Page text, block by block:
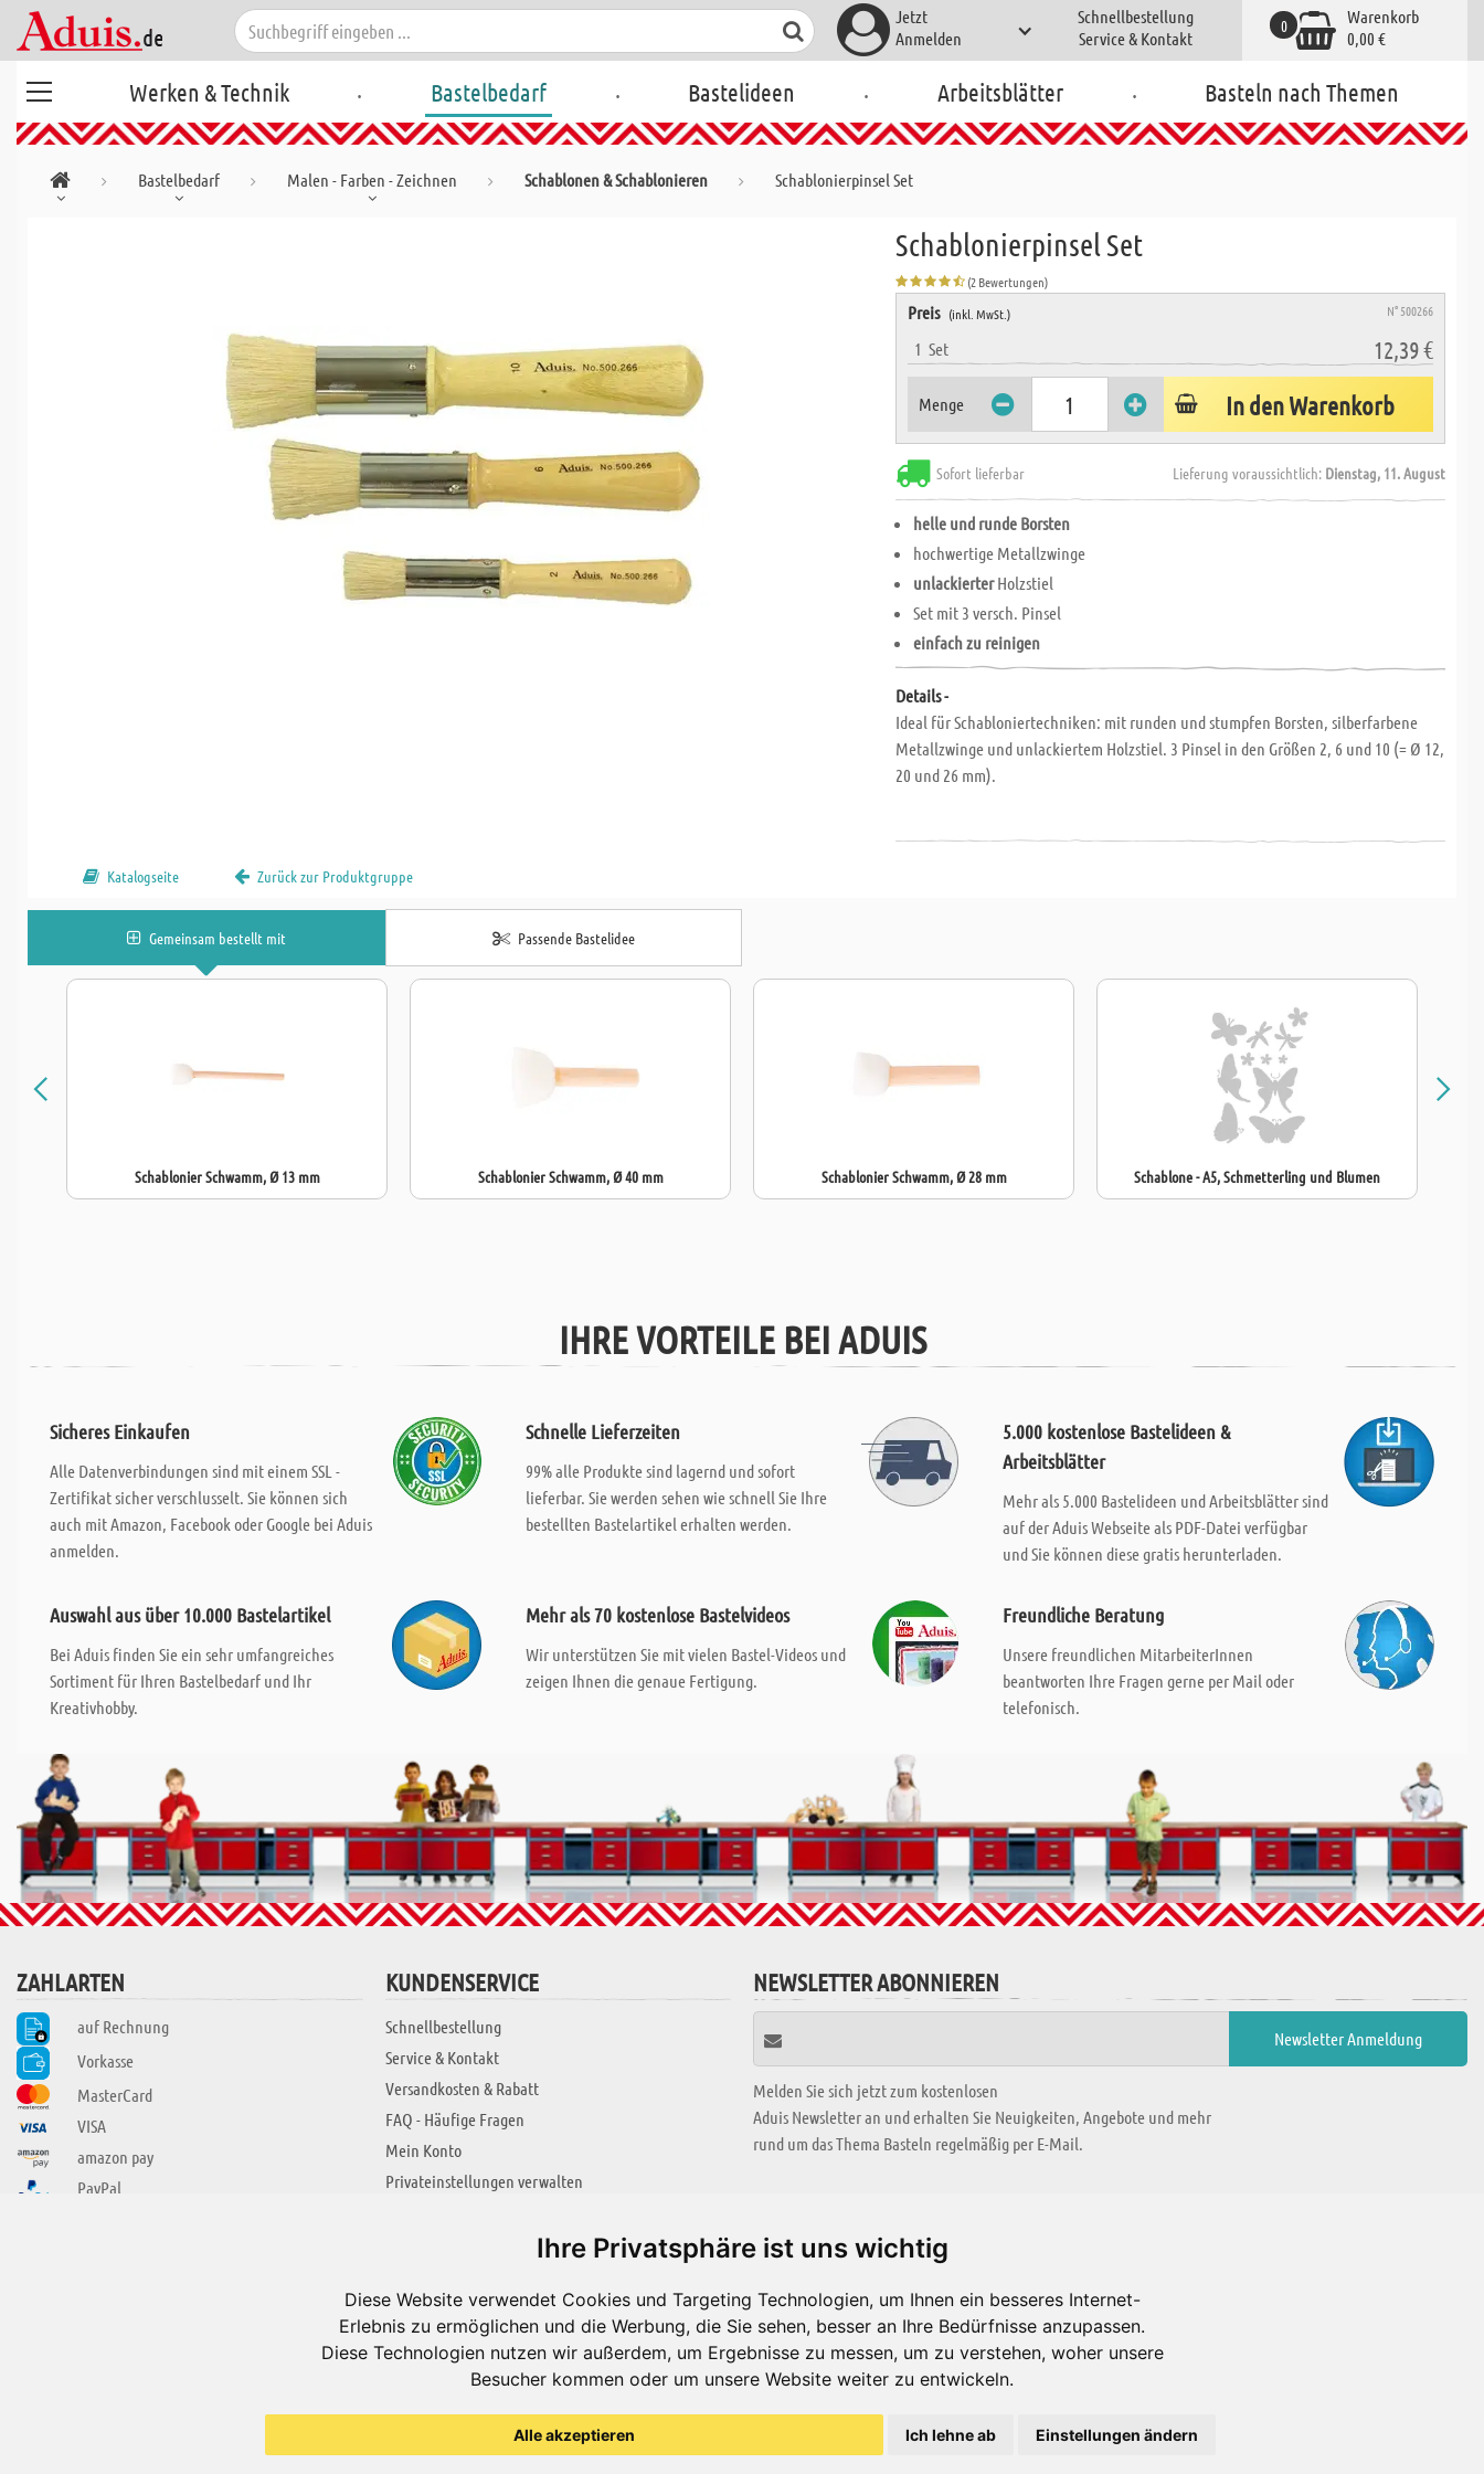
Ihre Privatsphäre ist uns wichtig
Diese Website verwendet Cookies und Targeting Technologien, um Ihnen ein besseres Internet-
Erlebnis zu ermöglichen und die Werbung, die Sie sehen, besser an Ihre Bedürfnisse anzupassen.
Diese Technologien nutzen wir außerdem, um Ergebnisse zu messen, um zu verstehen, woher unsere
Besucher kommen oder um unsere Website weiter zu entwickeln.
Alle akzeptieren Ich lehne ab Einstellungen ändern
Jetzt
Anmelden
Schnellbestellung
Service & Kontakt
Warenkorb
0,00 €
0
Werken & Technik . Bastelbedarf . Bastelideen . Arbeitsblätter . Basteln nach Themen
Bastelbedarf Malen - Farben - Zeichnen Schablonen & Schablonieren Schablonierpinsel Set
Schablonierpinsel Set
(2 Bewertungen)
Preis (inkl. MwSt.) N° 500266
1Set 12,39 €
Menge In den Warenkorb
Sofort lieferbar Lieferung voraussichtlich: Dienstag, 11. August
helle und runde Borsten
hochwertige Metallzwinge
unlackierterHolzstiel
Set mit 3 versch. Pinsel
einfach zu reinigen
Details -
Ideal für Schabloniertechniken: mit runden und stumpfen Borsten, silberfarbene
Metallzwinge und unlackiertem Holzstiel. 3 Pinsel in den Größen 2, 6 und 10 (= Ø 12,
20 und 26 mm).
Katalogseite Zurück zur Produktgruppe
Gemeinsam bestellt mit Passende Bastelidee
Schablonier Schwamm, Ø 13 mm Schablonier Schwamm, Ø 40 mm Schablonier Schwamm, Ø 28 mm Schablone - A5, Schmetterling und Blumen
IHRE VORTEILE BEI ADUIS
Sicheres Einkaufen
Alle Datenverbindungen sind mit einem SSL -
Zertifikat sicher verschlusselt. Sie können sich
auch mit Amazon, Facebook oder Google bei Aduis
anmelden.
Schnelle Lieferzeiten
99% alle Produkte sind lagernd und sofort
lieferbar. Sie werden sehen wie schnell Sie Ihre
bestellten Bastelartikel erhalten werden.
5.000 kostenlose Bastelideen &
Arbeitsblätter
Mehr als 5.000 Bastelideen und Arbeitsblätter sind
auf der Aduis Webseite als PDF-Datei verfügbar
und Sie können diese gratis herunterladen.
Auswahl aus über 10.000 Bastelartikel
Bei Aduis finden Sie ein sehr umfangreiches
Sortiment für Ihren Bastelbedarf und Ihr
Kreativhobby.
Mehr als 70 kostenlose Bastelvideos
Wir unterstützen Sie mit vielen Bastel-Videos und
zeigen Ihnen die genaue Fertigung.
Freundliche Beratung
Unsere freundlichen MitarbeiterInnen
beantworten Ihre Fragen gerne per Mail oder
telefonisch.
ZAHLARTEN
auf Rechnung
Vorkasse
MasterCard
VISA
amazon pay
PayPal
KUNDENSERVICE
Schnellbestellung
Service & Kontakt
Versandkosten & Rabatt
FAQ - Häufige Fragen
Mein Konto
Privateinstellungen verwalten
NEWSLETTER ABONNIEREN
Melden Sie sich jetzt zum kostenlosen
Aduis Newsletter an und erhalten Sie Neuigkeiten, Angebote und mehr
rund um das Thema Basteln regelmäßig per E-Mail.
Jobs
Impressum
Datenschutzerklärung
KREATIV ZONE
Alle Videos
Bastelideen
Arbeitsblätter
Es gibt uns auch in